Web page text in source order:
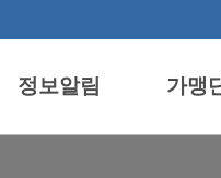
정보알림 가맹